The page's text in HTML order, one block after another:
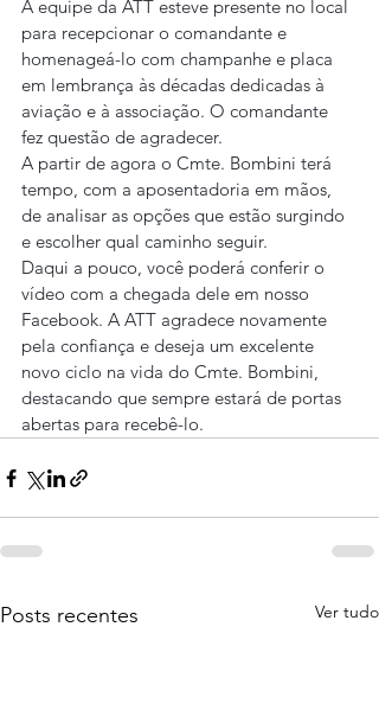
A equipe da ATT esteve presente no local
para recepcionar o comandante e
homenageá-lo com champanhe e placa
em lembrança às décadas dedicadas à
aviação e à associação. O comandante
fez questão de agradecer.
A partir de agora o Cmte. Bombini terá
tempo, com a aposentadoria em mãos,
de analisar as opções que estão surgindo
e escolher qual caminho seguir.
Daqui a pouco, você poderá conferir o
vídeo com a chegada dele em nosso
Facebook. A ATT agradece novamente
pela confiança e deseja um excelente
novo ciclo na vida do Cmte. Bombini,
destacando que sempre estará de portas
abertas para recebê-lo.
Posts recentes Ver tudo